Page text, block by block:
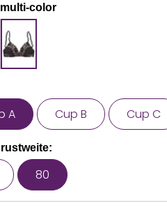
multi-color
A Cup B Cup C
80